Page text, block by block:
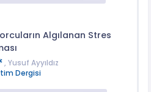
Algılanan Stres
, Yusuf Ayyıldız
Dergisi